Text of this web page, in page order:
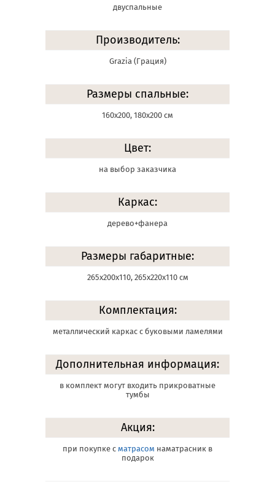
двуспальные
Производитель:
Grazia (Грация)
Размеры спальные:
160х200, 180х200 см
Цвет:
на выбор заказчика
Каркас:
дерево+фанера
Размеры габаритные:
265х200х110, 265х220х110 см
Комплектация:
металлический каркас с буковыми ламелями
Дополнительная информация:
в комплект могут входить прикроватные
тумбы
Акция:
при покупке с матрасом наматрасник в
подарок